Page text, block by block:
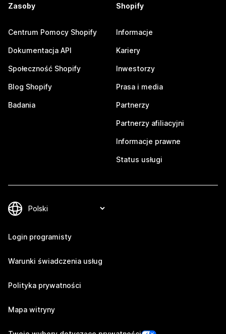
Zasoby
Centrum Pomocy Shopify
Dokumentacja API
Społeczność Shopify
Blog Shopify
Badania
Shopify
Informacje
Kariery
Inwestorzy
Prasa i media
Partnerzy
Partnerzy afiliacyjni
Informacje prawne
Status usługi
Login programisty
Warunki świadczenia usług
Polityka prywatności
Mapa witryny